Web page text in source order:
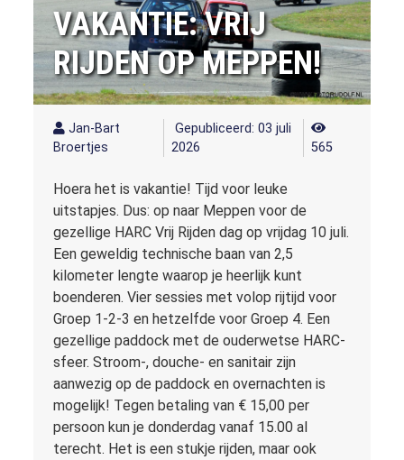
VAKANTIE: VRIJ
RIJDEN OP MEPPEN!
Jan-Bart
Broertjes
Gepubliceerd: 03 juli
2026
565
Hoera het is vakantie! Tijd voor leuke
uitstapjes. Dus: op naar Meppen voor de
gezellige HARC Vrij Rijden dag op vrijdag 10 juli.
Een geweldig technische baan van 2,5
kilometer lengte waarop je heerlijk kunt
boenderen. Vier sessies met volop rijtijd voor
Groep 1-2-3 en hetzelfde voor Groep 4. Een
gezellige paddock met de ouderwetse HARC-
sfeer. Stroom-, douche- en sanitair zijn
aanwezig op de paddock en overnachten is
mogelijk! Tegen betaling van € 15,00 per
persoon kun je donderdag vanaf 15.00 al
terecht. Het is een stukje rijden, maar ook